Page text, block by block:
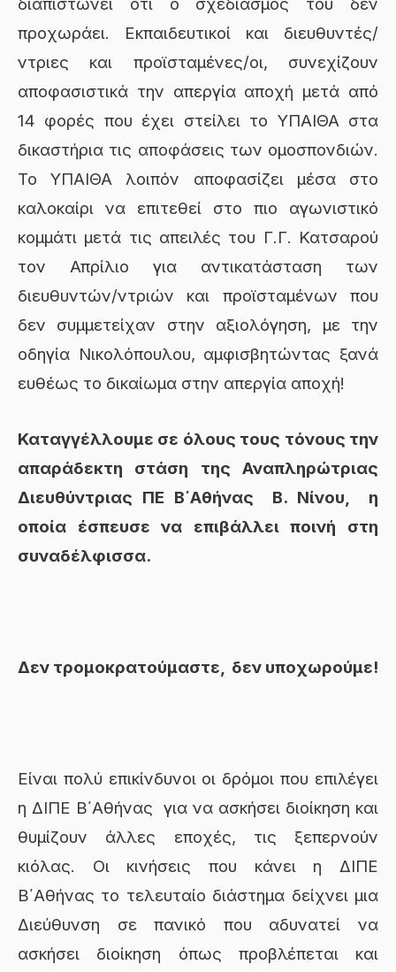
προχωράει. Εκπαιδευτικοί και διευθυντές/
ντριες και προϊσταμένες/οι, συνεχίζουν
αποφασιστικά την απεργία αποχή μετά από
14 φορές που έχει στείλει το ΥΠΑΙΘΑ στα
δικαστήρια τις αποφάσεις των ομοσπονδιών.
Το ΥΠΑΙΘΑ λοιπόν αποφασίζει μέσα στο
καλοκαίρι να επιτεθεί στο πιο αγωνιστικό
κομμάτι μετά τις απειλές του Γ.Γ. Κατσαρού
τον Απρίλιο για αντικατάσταση των
διευθυντών/ντριών και προϊσταμένων που
δεν συμμετείχαν στην αξιολόγηση, με την
οδηγία Νικολόπουλου, αμφισβητώντας ξανά
ευθέως το δικαίωμα στην απεργία αποχή!
Καταγγέλλουμε σε όλους τους τόνους την
απαράδεκτη στάση της Αναπληρώτριας
Διευθύντριας ΠΕ Β΄Αθήνας Β. Νίνου, η
οποία έσπευσε να επιβάλλει ποινή στη
συναδέλφισσα.
Δεν τρομοκρατούμαστε, δεν υποχωρούμε!
Είναι πολύ επικίνδυνοι οι δρόμοι που επιλέγει
η ΔΙΠΕ Β΄Αθήνας για να ασκήσει διοίκηση και
θυμίζουν άλλες εποχές, τις ξεπερνούν
κιόλας. Οι κινήσεις που κάνει η ΔΙΠΕ
Β΄Αθήνας το τελευταίο διάστημα δείχνει μια
Διεύθυνση σε πανικό που αδυνατεί να
ασκήσει διοίκηση όπως προβλέπεται και